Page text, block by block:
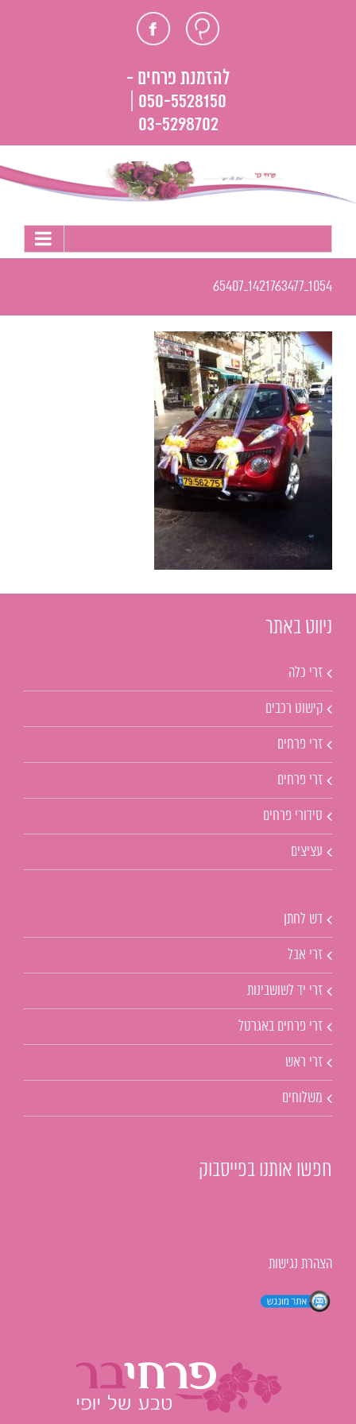
חוות פייסבוק
להזמנת פרחים -
050-5528150 |
03-5298702
1054_1421763477_65407
ניווט באתר
זרי כלה
קישוט רכבים
זרי פרחים
זרי פרחים
סידורי פרחים
עציצים
דש לחתן
זרי אבל
זרי יד לשושבינות
זרי פרחים באגרטל
זרי ראש
משלוחים
חפשו אותנו בפייסבוק
הצהרת נגישות